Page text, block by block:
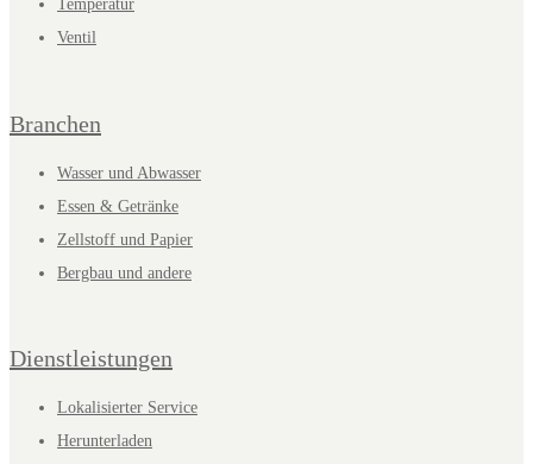
Temperatur
Ventil
Branchen
Wasser und Abwasser
Essen & Getränke
Zellstoff und Papier
Bergbau und andere
Dienstleistungen
Lokalisierter Service
Herunterladen